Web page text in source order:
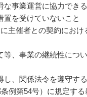
事業運営に協力でき
置を受けていないこと
主催者との契約におけ
、事業の継続性につ
、関係法令を遵守す
例第54号）に規定す